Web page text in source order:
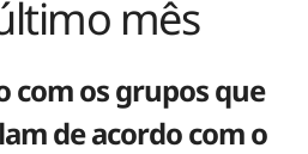
mês
com os grupos que
de acordo com o